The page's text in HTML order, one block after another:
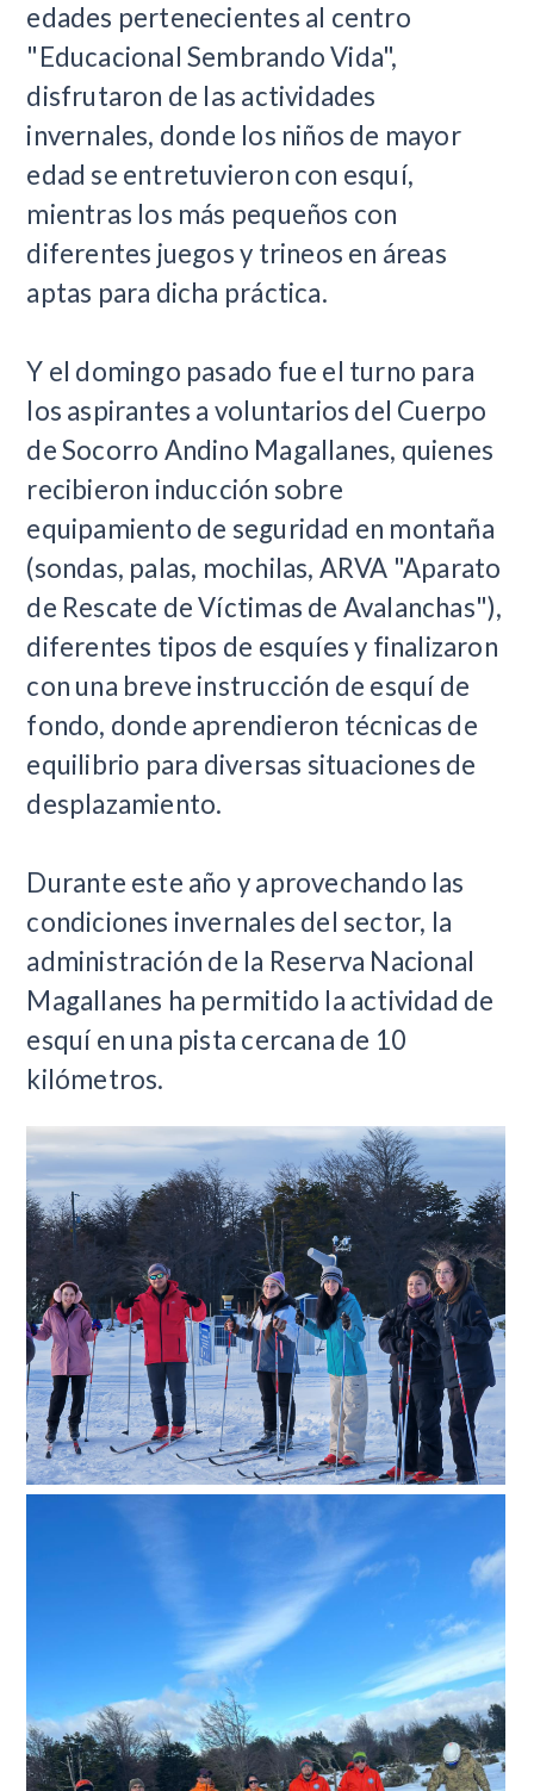
edades pertenecientes al centro
"Educacional Sembrando Vida",
disfrutaron de las actividades
invernales, donde los niños de mayor
edad se entretuvieron con esquí,
mientras los más pequeños con
diferentes juegos y trineos en áreas
aptas para dicha práctica.
Y el domingo pasado fue el turno para
los aspirantes a voluntarios del Cuerpo
de Socorro Andino Magallanes, quienes
recibieron inducción sobre
equipamiento de seguridad en montaña
(sondas, palas, mochilas, ARVA "Aparato
de Rescate de Víctimas de Avalanchas"),
diferentes tipos de esquíes y finalizaron
con una breve instrucción de esquí de
fondo, donde aprendieron técnicas de
equilibrio para diversas situaciones de
desplazamiento.
Durante este año y aprovechando las
condiciones invernales del sector, la
administración de la Reserva Nacional
Magallanes ha permitido la actividad de
esquí en una pista cercana de 10
kilómetros.